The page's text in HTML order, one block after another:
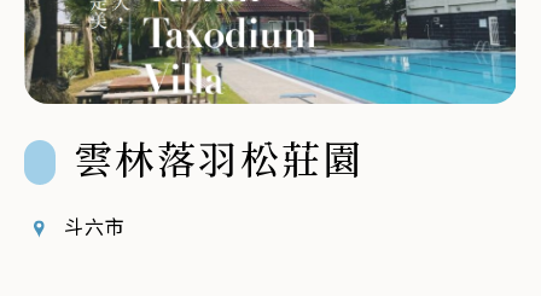
雲林落羽松莊園
斗六市